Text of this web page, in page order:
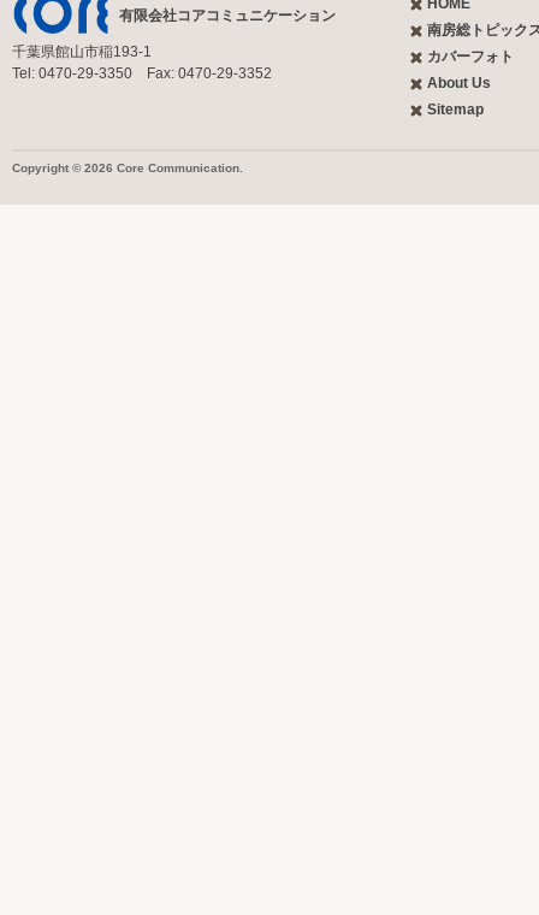
有限会社コアコミュニケーション
千葉県館山市稲193-1
Tel: 0470-29-3350 Fax: 0470-29-3352
HOME
南房総トピック
カバーフォト
About Us
Sitemap
Copyright © 2026 Core Communication.